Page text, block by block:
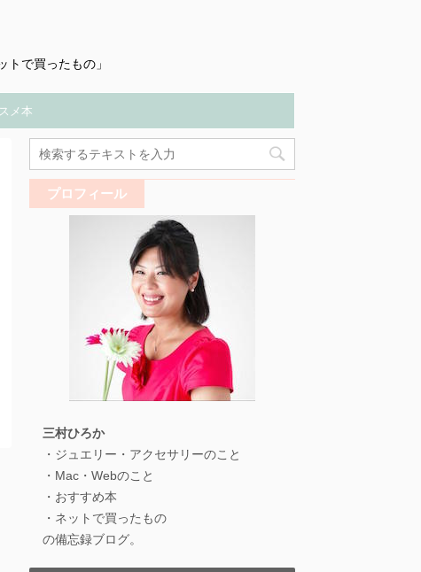
で買ったもの」
メ本
プロフィール
三村ひろか
・ジュエリー・アクセサリーのこと
・Mac・Webのこと
・おすすめ本
・ネットで買ったもの
の備忘録ブログ。